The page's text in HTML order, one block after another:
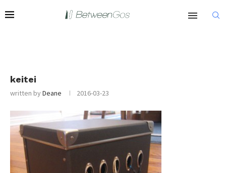
keitei
written byDeane 2016-03-23